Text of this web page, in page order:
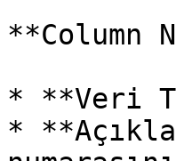
**Column
* **Veri
*